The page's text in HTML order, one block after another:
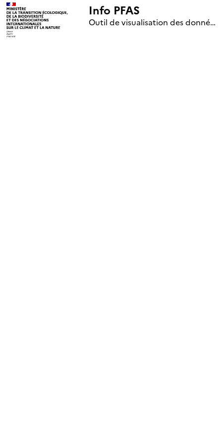
Info PFAS
Outil de visualisation des données nationales de surveillance des substances PFAS (mise à jour le 1er jour de chaque mois)
+
–